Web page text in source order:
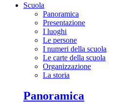
Scuola
Panoramica
Presentazione
I luoghi
Le persone
I numeri della scuola
Le carte della scuola
Organizzazione
La storia
panoramica